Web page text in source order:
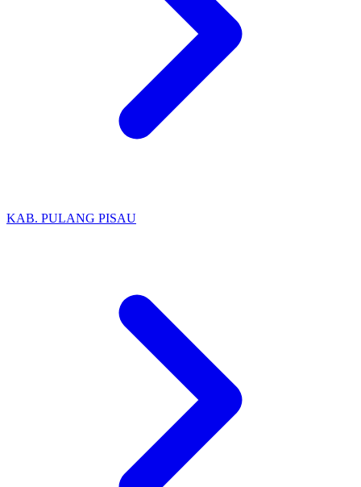
KAB. PULANG PISAU